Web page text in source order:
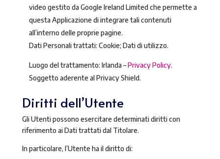
video gestito da Google Ireland Limited che permette a
questa Applicazione di integrare tali contenuti
all’interno delle proprie pagine.
Dati Personali trattati: Cookie; Dati di utilizzo.
Luogo del trattamento: Irlanda –Privacy Policy.
Soggetto aderente al Privacy Shield.
Diritti dell’Utente
Gli Utenti possono esercitare determinati diritti con
riferimento ai Dati trattati dal Titolare.
In particolare, l’Utente ha il diritto di: